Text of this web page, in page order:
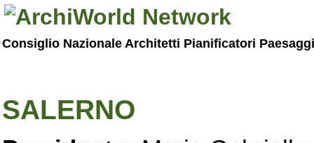
Consiglio Nazionale Architetti Pianificatori
SALERNO